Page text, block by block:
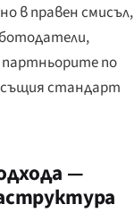
в правен смисъл,
по
същия стандарт
—